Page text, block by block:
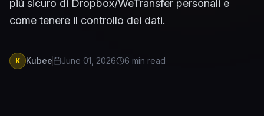
più sicuro di Dropbox/WeTransfer personali e
come tenere il controllo dei dati.
K Kubee June 01, 2026 6 min read